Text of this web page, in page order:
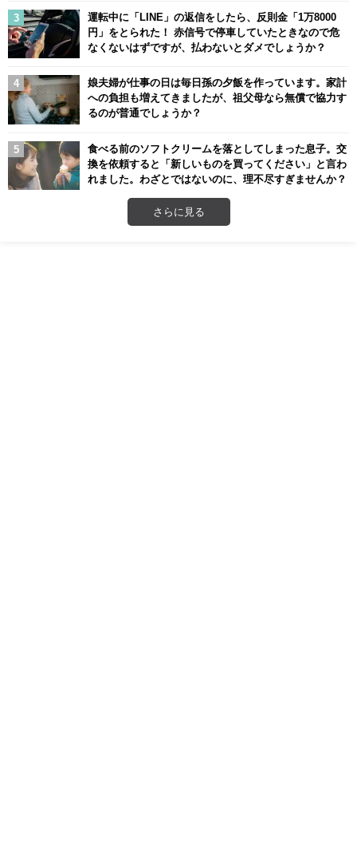
運転中に「LINE」の返信をしたら、反則金「1万8000
円」をとられた！ 赤信号で停車していたときなので危
なくないはずですが、払わないとダメでしょうか？
娘夫婦が仕事の日は毎日孫の夕飯を作っています。家計
への負担も増えてきましたが、祖父母なら無償で協力す
るのが普通でしょうか？
食べる前のソフトクリームを落としてしまった息子。交
換を依頼すると「新しいものを買ってください」と言わ
れました。わざとではないのに、理不尽すぎませんか？
さらに見る